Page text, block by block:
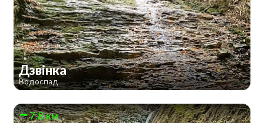
Дзвінка
Водоспад
7.8 км